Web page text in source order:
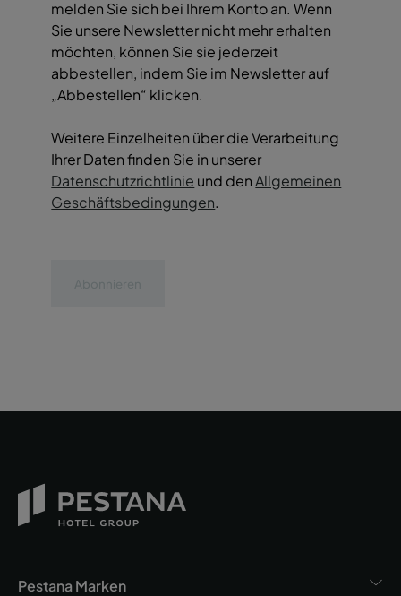
melden Sie sich bei Ihrem Konto an. Wenn
Sie unsere Newsletter nicht mehr erhalten
möchten, können Sie sie jederzeit
abbestellen, indem Sie im Newsletter auf
„Abbestellen“ klicken.
Weitere Einzelheiten über die Verarbeitung
Ihrer Daten finden Sie in unserer
Datenschutzrichtlinie und denAllgemeinen
Geschäftsbedingungen.
Pestana Marken